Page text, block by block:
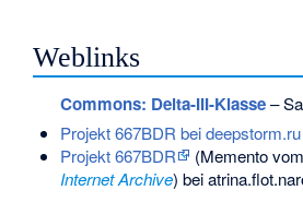
Weblinks
Commons: Delta-III-Klasse–
Projekt 667BDR bei deepstorm.ru
Projekt 667BDR
(Mementovom
Internet Archive) bei